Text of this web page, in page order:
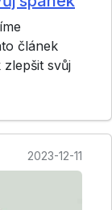
článek
svůj
2023-12-11